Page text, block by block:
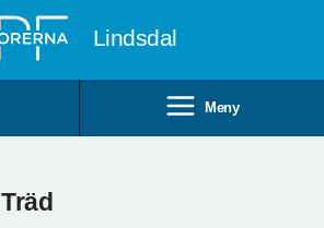
Lindsdal
Meny